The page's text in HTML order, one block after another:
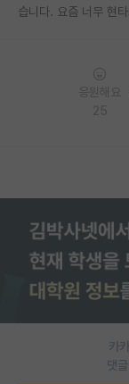
PI 전용 게시판
학술 정보 게
홍보 게시판
커리어
습니다. 요즘 너무 현
카
댓